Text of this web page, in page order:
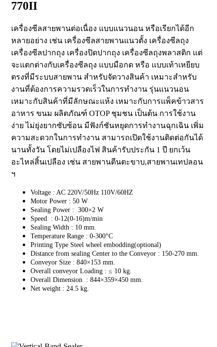
770II
เครื่องซีลสายพานต่อเนื่อง แบบแนวนอน หรือเรียกได้อีก
หลายอย่าง เช่น เครื่องซีลสายพานแนวตั้ง เครื่องซีลถุง
เครื่องซีลปากถุง เครื่องปิดปากถุง เครื่องซีลถุงพลาสติก แต่
จะแตกต่างกับเครื่องซีลถุง แบบมือกด หรือ แบบเท้าเหยียบ
ตรงที่มีระบบสายพาน สำหรับจัดวางสินค้า เหมาะสำหรับ
งานที่ต้องการความรวดเร็วในการทำงาน รุ่นแนวนอน
เหมาะกับสินค้าที่มีลักษณะแห้ง เหมาะกับการแพ็คข้าวสาร
อาหาร ขนม ผลิตภัณฑ์ OTOP ชุมชน เป็นต้น การใช้งาน
ง่าย ไม่ยุ่งยากซับซ้อน มีฟังก์ชันหยุดการทำงานฉุกเฉิน เพิ่ม
ความสะดวกในการทำงาน สามารถเปิดใช้งานติดต่อกันได้
นานทั้งวัน โดยไม่เปลืองไฟ สินค้ารับประกัน 1 ปี ยกเว้น
อะไหล่สิ้นเปลือง เช่น สายพานตีนตะขาบ,สายพานเทปลอน
ฯ
Voltage : AC 220V/50Hz 110V/60HZ
Motor Power : 50 W
Sealing Power : 300×2 W
Speed : 0-12(0-16)m/min
Sealing Width : 10 mm.
Temperature Range : 0-300°C
Printing Type Steel wheel embodding(optional)
Distance from sealing Center to the Conveyor : 150-270 mm.
Conveyor Size : 840×153 mm.
Overall conveyor Loading : ≤ 10 kg.
Overall Dimension : 844×359×450 mm.
Net weight : 24.5 kg.